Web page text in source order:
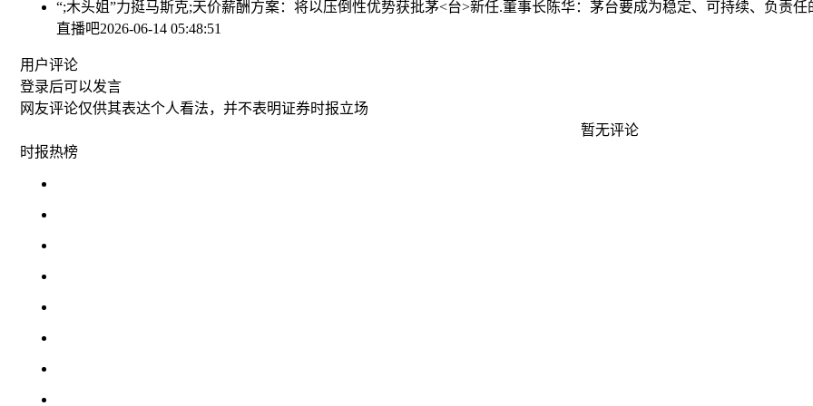
“;木头姐”力挺马斯克;天价薪酬方案：将以压倒性优势获批茅<台>新任.董事长陈华：茅台要成为稳定、可持续、负责任
直播吧2026-06-14 05:48:51
用户评论
登录后可以发言
网友评论仅供其表达个人看法，并不表明证券时报立场
暂无评论
时报热榜